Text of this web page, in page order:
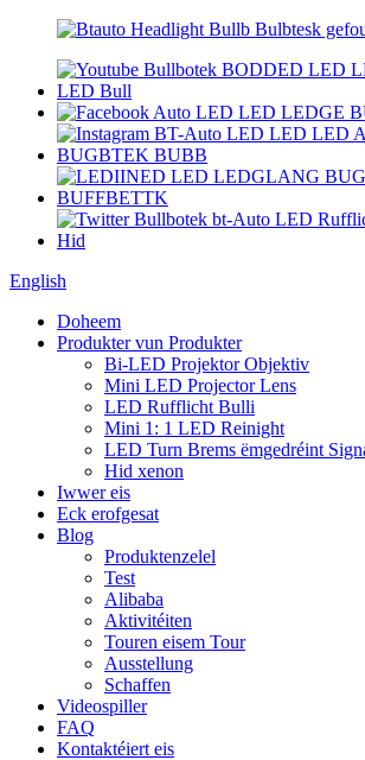
English
Doheem
Produkter vun Produkter
Bi-LED Projektor Objektiv
Mini LED Projector Lens
LED Rufflicht Bulli
Mini 1: 1 LED Reinight
LED Turn Brems ëmgedréint
Hid xenon
Iwwer eis
Eck erofgesat
Blog
Produktenzelel
Test
Alibaba
Aktivitéiten
Touren eisem Tour
Ausstellung
Schaffen
Videospiller
FAQ
Kontaktéiert eis